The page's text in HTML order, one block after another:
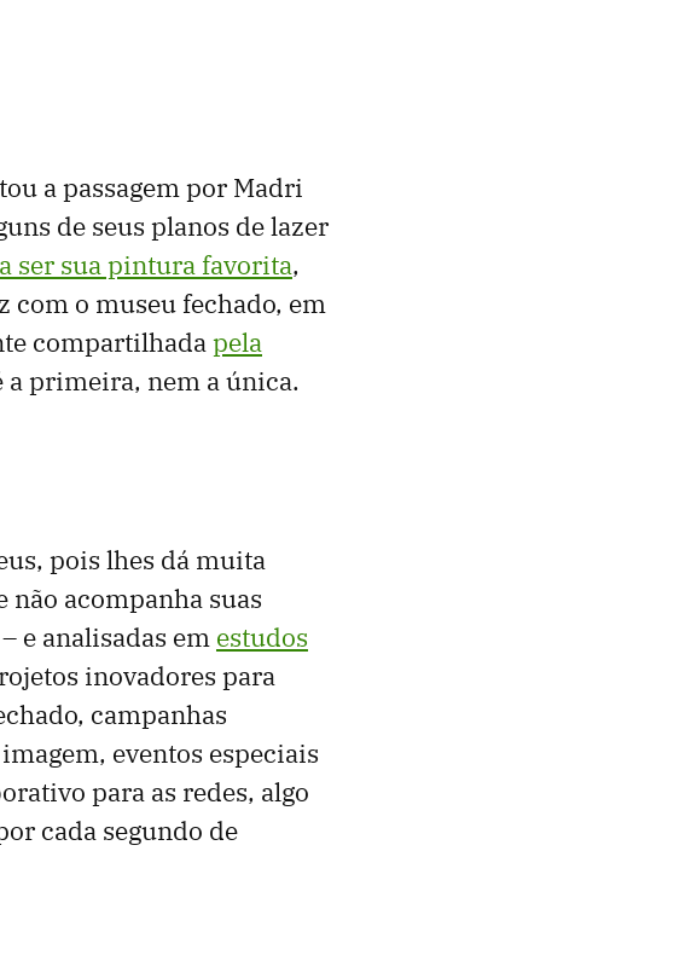
a passagem por Madri
de seus planos de lazer
ser sua pintura favorita,
com o museu fechado, em
compartilhadapela
a primeira, nem a única.
pois lhes dá muita
acompanha suas
e analisadas em estudos
inovadores para
campanhas
eventos especiais
para as redes, algo
cada segundo de